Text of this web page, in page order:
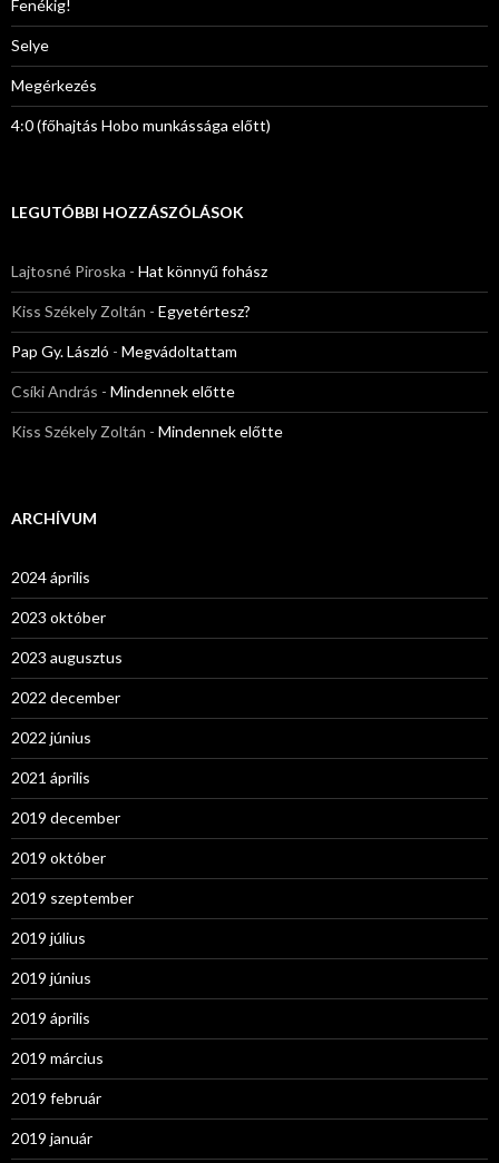
Fenékig!
Selye
Megérkezés
4:0 (főhajtás Hobo munkássága előtt)
LEGUTÓBBI HOZZÁSZÓLÁSOK
Lajtosné Piroska - Hat könnyű fohász
Kiss Székely Zoltán - Egyetértesz?
Pap Gy. László - Megvádoltattam
Csíki András - Mindennek előtte
Kiss Székely Zoltán - Mindennek előtte
ARCHÍVUM
2024 április
2023 október
2023 augusztus
2022 december
2022 június
2021 április
2019 december
2019 október
2019 szeptember
2019 július
2019 június
2019 április
2019 március
2019 február
2019 január